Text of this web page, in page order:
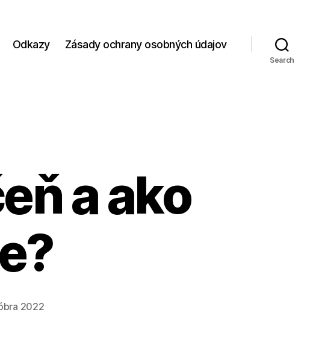
Odkazy Zásady ochrany osobných údajov
Search
a ako
2022